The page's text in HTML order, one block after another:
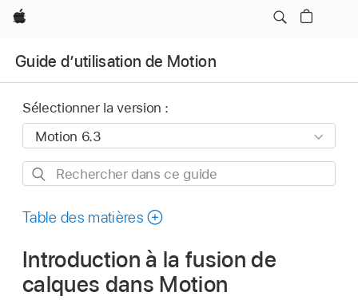
Apple
Guide d’utilisation de Motion
Sélectionner la version :
Rechercher
ce
Table des matières
Introduction à la fusion de
calques dans Motion